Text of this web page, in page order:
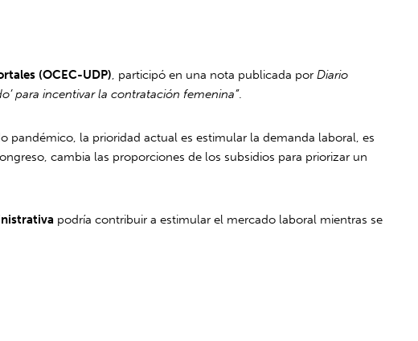
(OCEC-UDP), participó en una nota publicada porDiario
para incentivar la contratación femenina”.
pandémico, la prioridad actual es estimular la demanda laboral, es
cambia las proporciones de los subsidios para priorizar un
podría contribuir a estimular el mercado laboral mientras se